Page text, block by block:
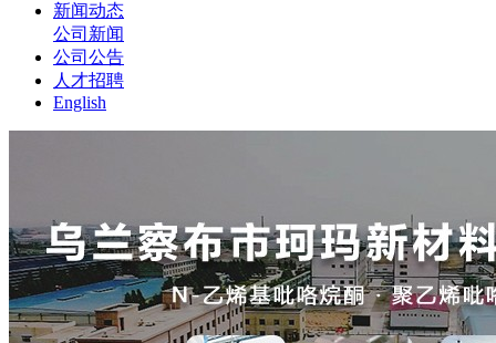
新闻动态
公司新闻
公司公告
人才招聘
English